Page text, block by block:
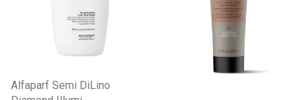
Alfaparf Semi DiLino